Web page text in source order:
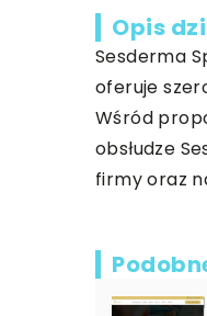
Opis
Sesderma
oferuje
Wśród
obsłudze
firmy oraz